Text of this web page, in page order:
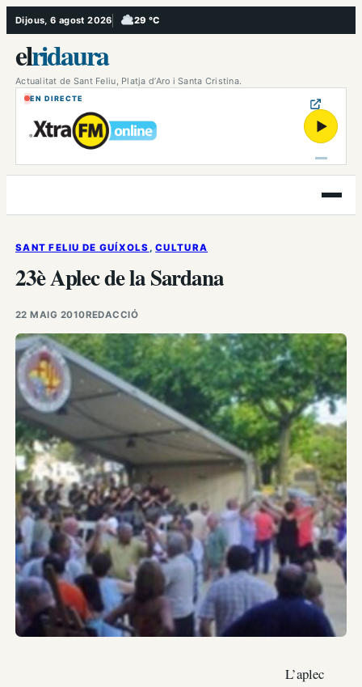
Vés
al
contingut
Dijous, 6 agost 2026 29 °C
, Ennuvolat
elridaura
Actualitat de Sant Feliu, Platja d’Aro i Santa Cristina.
EN DIRECTE
▶
Obre
el
SANT FELIU DE GUÍXOLS , CULTURA
23è Aplec de la Sardana
22 MAIG 2010REDACCIÓ
L’aplec